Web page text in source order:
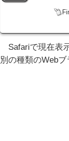
Safariで現在表
別の種類のWebブ